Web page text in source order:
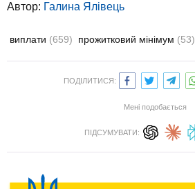
Автор: Галина Ялівець
виплати (659) прожитковий мінімум (53)
ПОДІЛИТИСЯ:
Мені подобається
ПІДСУМУВАТИ: